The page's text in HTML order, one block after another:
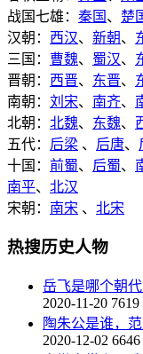
战国七雄： 秦国 、 楚
汉朝： 西汉、 新朝、
三国： 曹魏、 蜀汉、
晋朝： 西晋、 东晋、
南朝： 刘宋、 南齐、
北朝： 北魏、 东魏、
五代： 后梁 、 后唐、
十国： 前蜀、 后蜀、
南平、 北汉
宋朝： 南宋 、 北宋
热搜历史人物
岳飞是哪个朝
2020-11-20 7619
陶朱公是谁，
2020-12-02 6646